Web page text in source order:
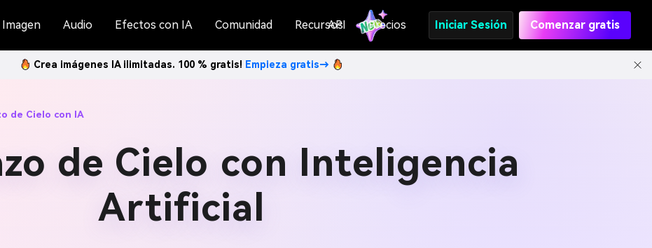
Imagen Audio Efectos con IA Comunidad Recursos
API Precios Iniciar Sesión Comenzar gratis
Crea imágenes IA ilimitadas. 100 % gratis! Empieza gratis→
de Cielo con IA
de Cielo con Inteligencia
Artificial